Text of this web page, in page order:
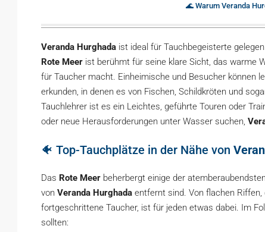
🌊 Warum Veranda
Veranda Hurghada ist ideal für Tauchbegeisterte
Rote Meer ist berühmt für seine klare Sicht, das warme
für Taucher macht. Einheimische und Besucher können
erkunden, in denen es von Fischen, Schildkröten und
Tauchlehrer ist es ein Leichtes, geführte Touren oder
oder neue Herausforderungen unter Wasser suchen,
🐠 Top-Tauchplätze in der Nähe von
Das Rote Meer beherbergt einige der
von Veranda Hurghada entfernt sind. Von flachen
fortgeschrittene Taucher, ist für jeden etwas dabei. Im
sollten: